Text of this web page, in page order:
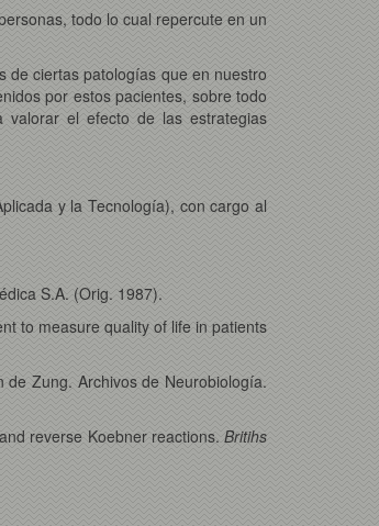
todo lo cual repercute en un
de ciertas patologías que en nuestro
por estos pacientes, sobre todo
el efecto de las estrategias
y la Tecnología), con cargo al
S.A. (Orig. 1987).
to measure quality of life in patients
Zung. Archivos de Neurobiología.
reverse Koebner reactions. Britihs